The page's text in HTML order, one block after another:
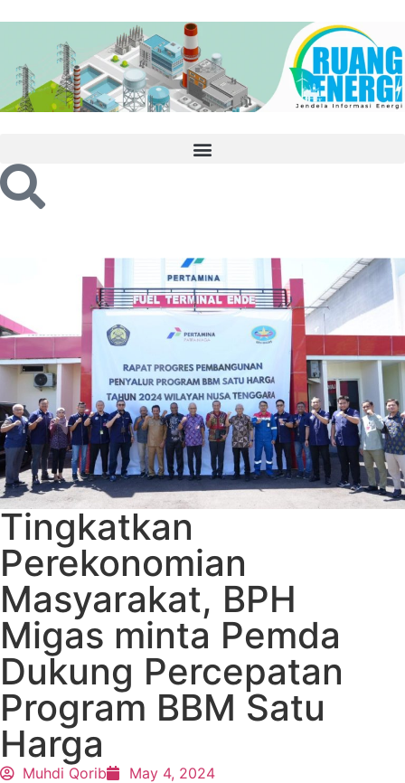
Tingkatkan
Perekonomian
Masyarakat, BPH
Migas minta Pemda
Dukung Percepatan
Program BBM Satu
Harga
Muhdi Qorib May 4, 2024